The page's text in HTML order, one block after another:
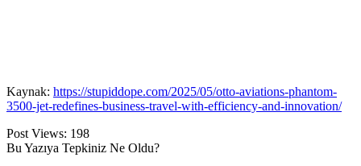
Kaynak: https://stupiddope.com/2025/05/otto-aviations-phantom-
3500-jet-redefines-business-travel-with-efficiency-and-innovation/
Post Views: 198
Bu Yazıya Tepkiniz Ne Oldu?